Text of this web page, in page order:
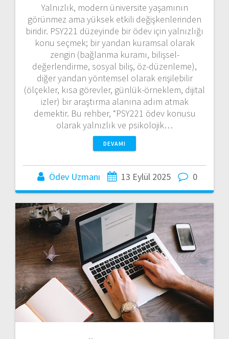
Yalnızlık, modern üniversite yaşamının
görünmez ama yüksek etkili değişkenlerinden
biridir. PSY221 düzeyinde bir ödev için yalnızlığı
konu seçmek; bir yandan kuramsal olarak
zengin (bağlanma kuramı, bilişsel-
değerlendirme, sosyal biliş, öz-düzenleme),
diğer yandan yöntemsel olarak erişilebilir
(ölçekler, kısa görevler, günlük-örneklem, dijital
izler) bir araştırma alanına adım atmak
demektir. Bu rehber, “PSY221 ödev konusu
olarak yalnızlık ve psikolojik…
DEVAMI
Ödev Uzmanı 13 Eylül 2025 0